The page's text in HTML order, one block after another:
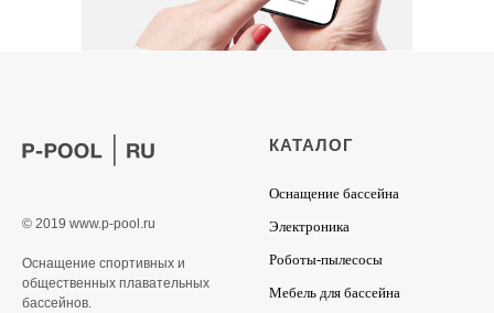
© 2019 www.p-pool.ru
Оснащение спортивных и
общественных плавательных
бассейнов.
КАТАЛОГ
Оснащение бассейна
Электроника
Роботы-пылесосы
Мебель для бассейна